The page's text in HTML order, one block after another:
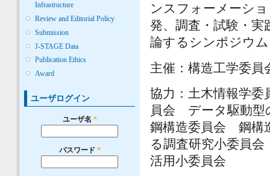
Infrastructure
Review and Editorial Policy
Submission
J-STAGE Data
Publication Ethics
Award
ユーザログイン
ユーザ名 *
パスワード *
ンスフォーメーシ
発、調査・試験・
論するシンポジウ
主催：構造工学委
協力：土木情報学
員会 データ駆動型
鋼構造委員会 鋼構
る調査研究小委員
活用小委員会